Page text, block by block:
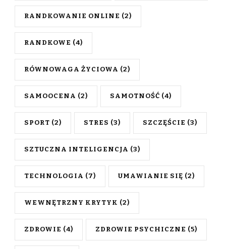
RANDKOWANIE ONLINE (2)
RANDKOWE (4)
RÓWNOWAGA ŻYCIOWA (2)
SAMOOCENA (2) SAMOTNOŚĆ (4)
SPORT (2) STRES (3) SZCZĘŚCIE (3)
SZTUCZNA INTELIGENCJA (3)
TECHNOLOGIA (7) UMAWIANIE SIĘ (2)
WEWNĘTRZNY KRYTYK (2)
ZDROWIE (4) ZDROWIE PSYCHICZNE (5)